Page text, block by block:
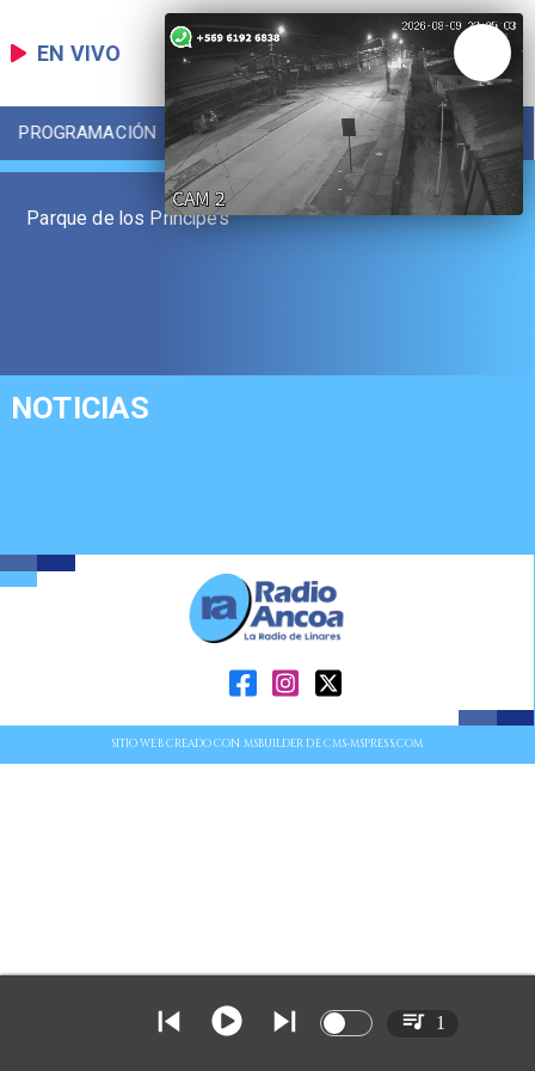
EN VIVO
PROGRAMACIÓN LOCAL DEPORTES
Parque de los Príncipes
NOTICIAS
SITIO WEB CREADO CON MSBUILDER DE CMS-MSPRESS.COM
1